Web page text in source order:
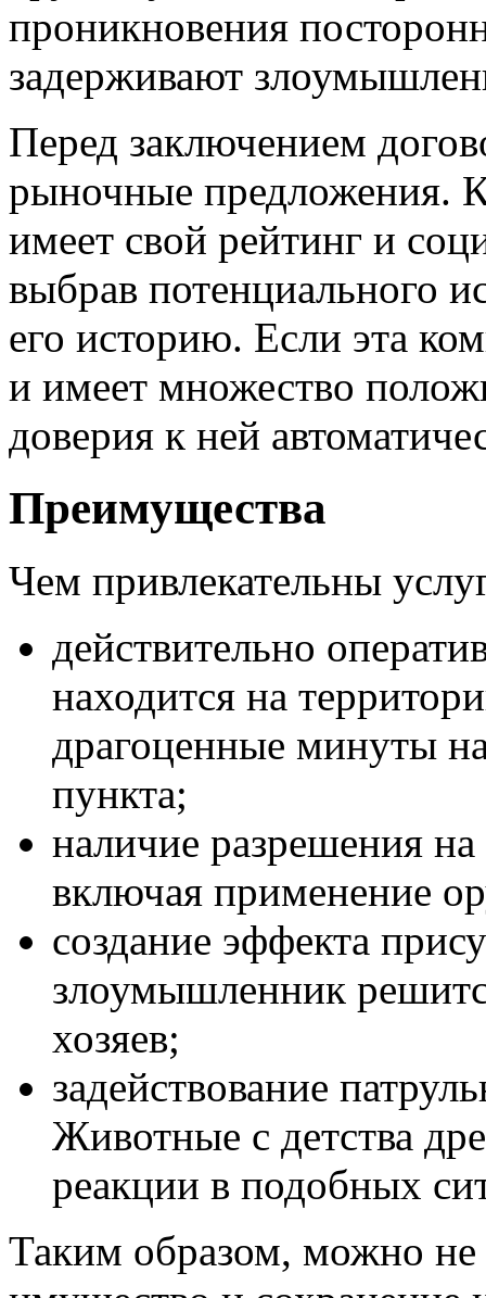
проникновения
задерживают
Перед заключением
рыночные предложения.
имеет свой рейтинг и
выбрав потенциального
его историю. Если эта
и имеет множество
доверия к ней
Преимущества
Чем привлекательны
действительно
находится на
драгоценные минуты
пункта;
наличие разрешения
включая применение
создание эффекта
злоумышленник
хозяев;
задействование
Животные с детства
реакции в подобных
Таким образом, можно не